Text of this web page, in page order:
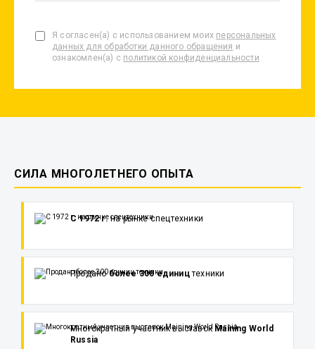
Я согласен(а) с использованием моих персональных
данных для обработки данного обращения и
ознакомлен(а) с политикой конфиденциальности
СИЛА МНОГОЛЕТНЕГО ОПЫТА
С 1972 г.на рынке спецтехники
Проданоболее 300 едиництехники
Многократный участник выставок Maining World
Russia